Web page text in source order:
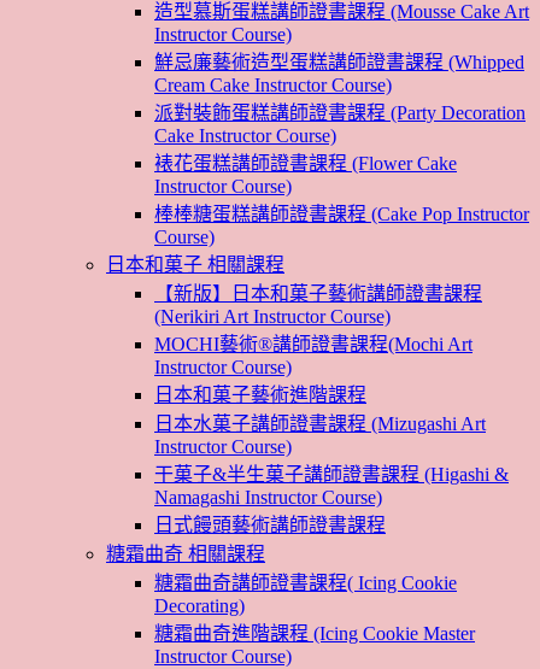
造型慕斯蛋糕講師證書課程 (Mousse Cake Art
Instructor Course)
鮮忌廉藝術造型蛋糕講師證書課程 (Whipped
Cream Cake Instructor Course)
派對裝飾蛋糕講師證書課程 (Party Decoration
Cake Instructor Course)
裱花蛋糕講師證書課程 (Flower Cake
Instructor Course)
棒棒糖蛋糕講師證書課程 (Cake Pop Instructor
Course)
日本和菓子 相關課程
【新版】日本和菓子藝術講師證書課程
(Nerikiri Art Instructor Course)
MOCHI藝術®講師證書課程(Mochi Art
Instructor Course)
日本和菓子藝術進階課程
日本水菓子講師證書課程 (Mizugashi Art
Instructor Course)
干菓子&半生菓子講師證書課程 (Higashi &
Namagashi Instructor Course)
日式饅頭藝術講師證書課程
糖霜曲奇 相關課程
糖霜曲奇講師證書課程( Icing Cookie
Decorating)
糖霜曲奇進階課程 (Icing Cookie Master
Instructor Course)